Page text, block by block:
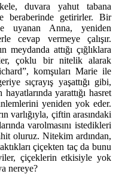
duvara yahut tabana
beraberinde getirirler. Bir
uyanan Anna, yeniden
cevap vermeye çalışır.
meydanda attığı çığlıklara
çoklu bir nitelik alarak
komşuları Marie ile
sıçrayış yaşattığı gibi,
hayatlarında yarattığı hasret
yeniden yok eder.
varlığıyla, çiftin arasındaki
varolmasını istedikleri
oluruz. Nitekim ardından,
çiçekten taç da bunu
çiçeklerin etkisiyle yok
nereye?